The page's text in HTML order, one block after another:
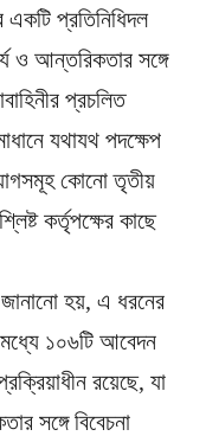
একটি প্রতিনিধিদল
ও আন্তরিকতার সঙ্গে
প্রচলিত
যথাযথ পদক্ষেপ
কোনো তৃতীয়
কর্তৃপক্ষের কাছে
হয়, এ ধরনের
১০৬টি আবেদন
রয়েছে‌, যা
সঙ্গে বিবেচনা